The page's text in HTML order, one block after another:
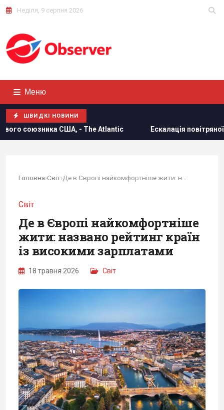
Неділя, 9 серпня 2026
Меню
ШВИДКІ НОВИНИ
- The Atlantic Ескалація повітряної війни призвела до
Головна›Світ›
Світ
Де в Європі найкомфортніше
жити: названо рейтинг країн
із високими зарплатами
18 травня 2026 Світ